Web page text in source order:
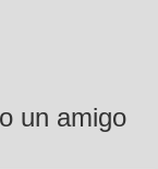
un amigo